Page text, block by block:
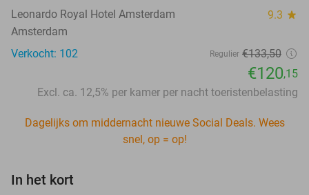
Leonardo Royal Hotel Amsterdam 9.3 star
Amsterdam
Verkocht: 102
Regulier €133,50
€120,15
Excl. ca. 12,5% per kamer per nacht toeristenbelasting
Dagelijks om middernacht nieuwe Social Deals. Wees
snel, op = op!
In het kort